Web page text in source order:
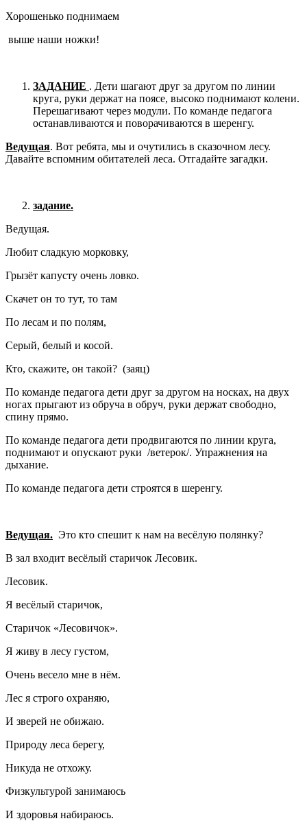
Хорошенько поднимаем
выше наши ножки!
ЗАДАНИЕ . Дети шагают друг за другом по линии
круга, руки держат на поясе, высоко поднимают колени.
Перешагивают через модули. По команде педагога
останавливаются и поворачиваются в шеренгу.
Ведущая. Вот ребята, мы и очутились в сказочном лесу.
Давайте вспомним обитателей леса. Отгадайте загадки.
задание.
Ведущая.
Любит сладкую морковку,
Грызёт капусту очень ловко.
Скачет он то тут, то там
По лесам и по полям,
Серый, белый и косой.
Кто, скажите, он такой? (заяц)
По команде педагога дети друг за другом на носках, на двух
ногах прыгают из обруча в обруч, руки держат свободно,
спину прямо.
По команде педагога дети продвигаются по линии круга,
поднимают и опускают руки /ветерок/. Упражнения на
дыхание.
По команде педагога дети строятся в шеренгу.
Ведущая. Это кто спешит к нам на весёлую полянку?
В зал входит весёлый старичок Лесовик.
Лесовик.
Я весёлый старичок,
Старичок «Лесовичок».
Я живу в лесу густом,
Очень весело мне в нём.
Лес я строго охраняю,
И зверей не обижаю.
Природу леса берегу,
Никуда не отхожу.
Физкультурой занимаюсь
И здоровья набираюсь.